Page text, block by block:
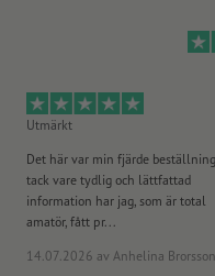
Utmärkt
Det här var min fjärde
tack vare tydlig och lättfattad
information har jag, som är total
amatör, fått pr...
14.07.2026 av Anhelina Brorsson